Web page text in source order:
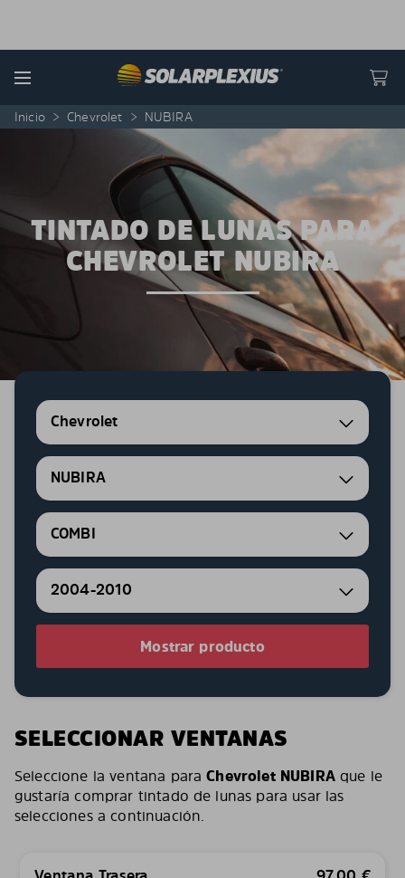
Menu
Inicio > Chevrolet > NUBIRA
TINTADO DE LUNAS PARA
CHEVROLET NUBIRA
Chevrolet
NUBIRA
COMBI
2004-2010
Mostrar producto
SELECCIONAR VENTANAS
Seleccione la ventana paraChevrolet NUBIRAque le
gustaría comprar tintado de lunas para usar las
selecciones a continuación.